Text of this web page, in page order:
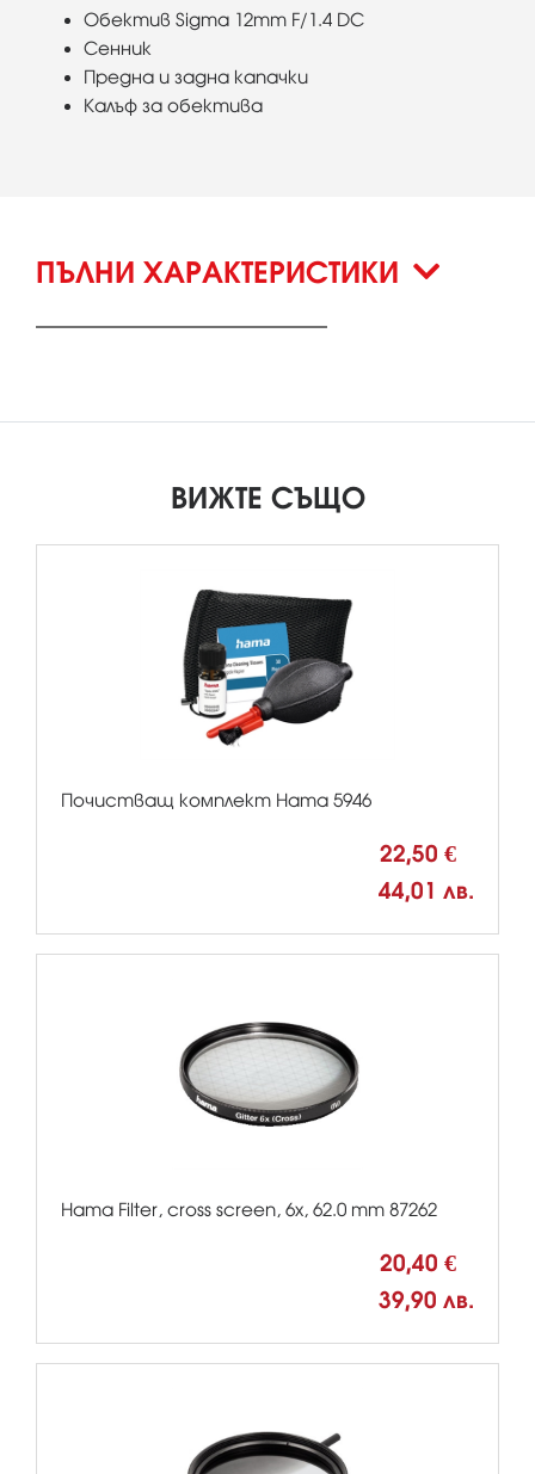
Обектив Sigma 12mm F/1.4 DC
Сенник
Предна и задна капачки
Калъф за обектива
ПЪЛНИ ХАРАКТЕРИСТИКИ
ВИЖТЕ СЪЩО
Почистващ комплект Hama 5946
22,50 €
44,01 лв.
Hama Filter, cross screen, 6x, 62.0 mm 87262
20,40 €
39,90 лв.